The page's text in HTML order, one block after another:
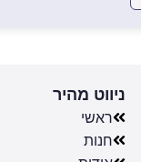
ניווט מהיר
ראשי
חנות